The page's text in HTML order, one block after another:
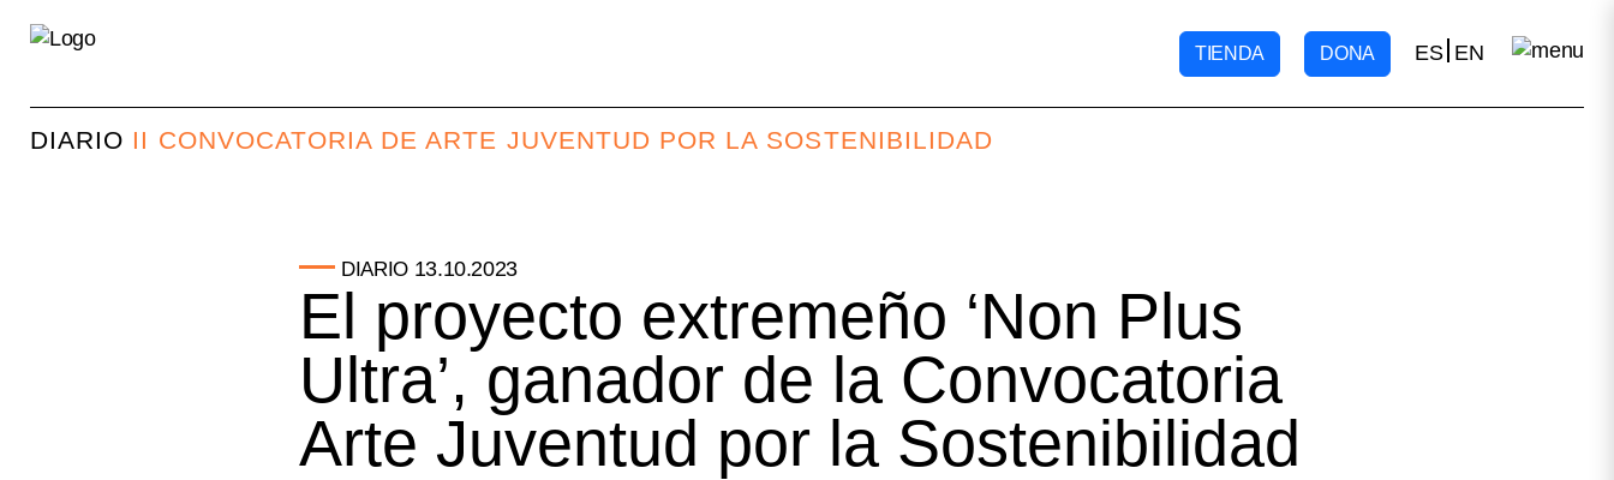
TIENDA DONA ES EN
DIARIO II CONVOCATORIA DE ARTE JUVENTUD POR LA SOSTENIBILIDAD
DIARIO 13.10.2023
El proyecto extremeño ‘Non Plus
Ultra’, ganador de la Convocatoria
Arte Juventud por la Sostenibilidad